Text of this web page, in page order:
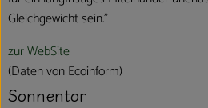
Gleichgewicht sein."
zur WebSite
(Daten von Ecoinform)
Sonnentor